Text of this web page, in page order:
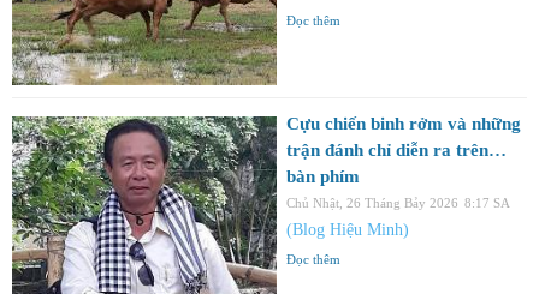
Đọc thêm
Cựu chiến binh rởm và những
trận đánh chỉ diễn ra trên…
bàn phím
Chủ Nhật, 26 Tháng Bảy 2026 8:17 SA
(Blog Hiệu Minh)
Đọc thêm